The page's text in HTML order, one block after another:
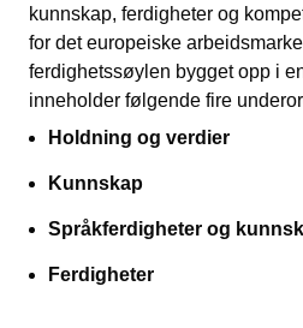
kunnskap, ferdigheter og
for det europeiske
ferdighetssøylen bygget opp i
inneholder følgende fire
Holdning og verdier
Kunnskap
Språkferdigheter og
Ferdigheter